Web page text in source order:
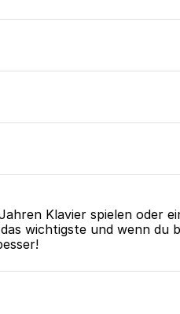
Klavier spielen oder
wichtigste und wenn du